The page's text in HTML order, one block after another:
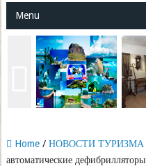
Menu
Home/ НОВОСТИ ТУРИЗМА
автоматические дефибрилляторы